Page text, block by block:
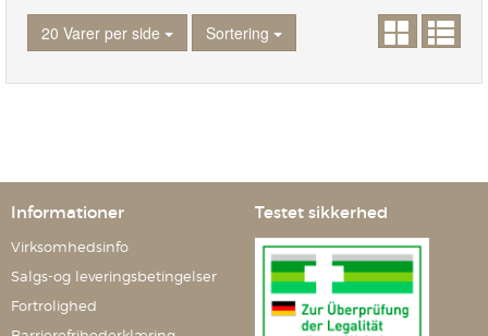
20 Varer per side Sortering
Informationer
Virksomhedsinfo
Salgs-og leveringsbetingelser
Fortrolighed
Testet sikkerhed